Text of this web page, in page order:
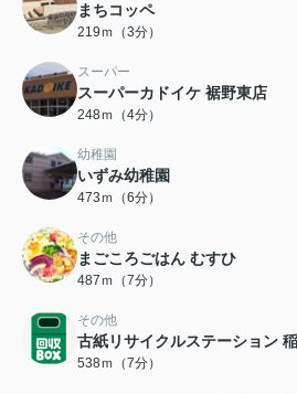
まちコッペ
219ｍ（3分）
スーパー
スーパーカドイケ 裾野東店
248ｍ（4分）
幼稚園
いずみ幼稚園
473ｍ（6分）
その他
まごころごはん むすひ
487ｍ（7分）
その他
古紙リサイクルステーション
538ｍ（7分）